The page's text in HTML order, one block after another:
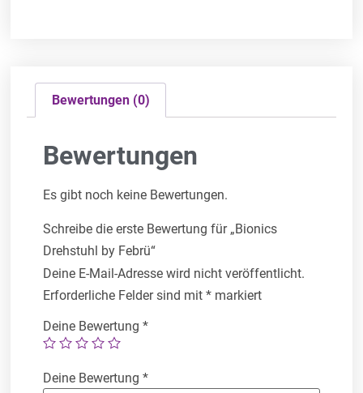
Bewertungen (0)
Bewertungen
Es gibt noch keine Bewertungen.
Schreibe die erste Bewertung für „Bionics
Drehstuhl by Febrü“
Deine E-Mail-Adresse wird nicht veröffentlicht.
Erforderliche Felder sind mit* markiert
Deine Bewertung*
Deine Bewertung*